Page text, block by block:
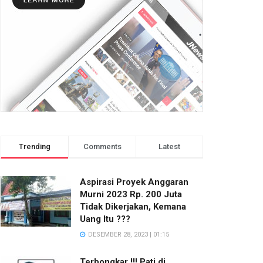
Trending Comments Latest
Aspirasi Proyek Anggaran
Murni 2023 Rp. 200 Juta
Tidak Dikerjakan, Kemana
Uang Itu ???
DESEMBER 28, 2023 | 01:15